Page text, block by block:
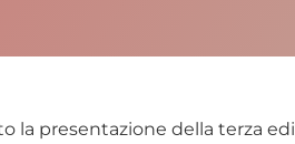
la presentazione della terza